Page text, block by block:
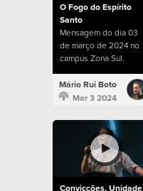
O Fogo do Espírito
Santo
Mensagem do dia 03
de março de 2024 no
campus Zona Sul.
Mário Rui Boto
Mar 3 2024
Convicções, Unidade